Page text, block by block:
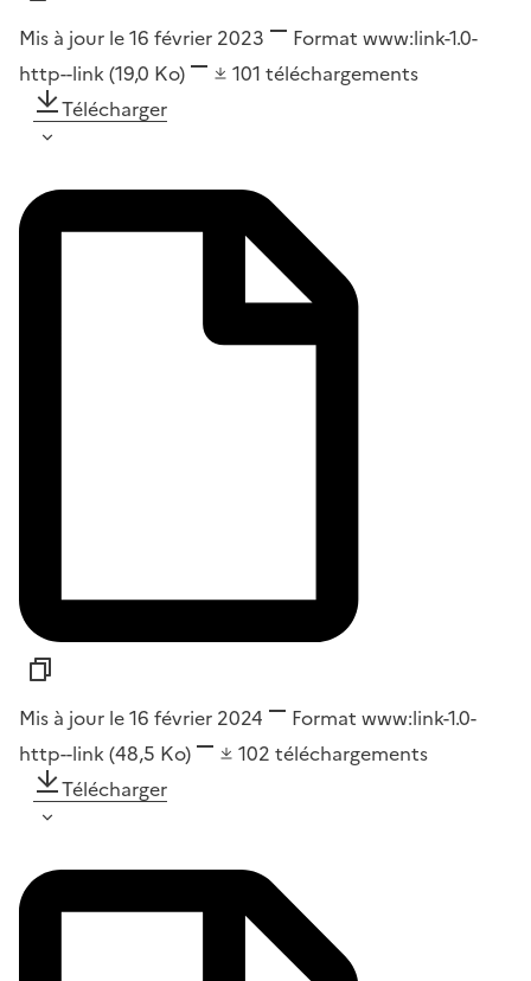
Mis à jour le 16 février 2023 Format www:link-1.0-
http--link (19,0 Ko) 101 téléchargements
Télécharger
Mis à jour le 16 février 2024 Format www:link-1.0-
http--link (48,5 Ko) 102 téléchargements
Télécharger